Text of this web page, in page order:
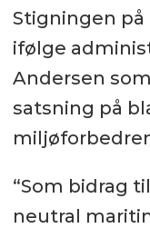
Stigningen
ifølge
Andersen
satsning på
“Som bidrag
neutral